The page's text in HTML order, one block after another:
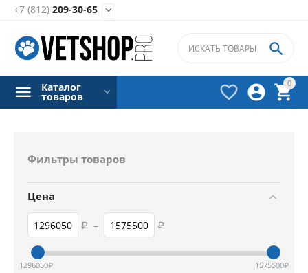
+7 (812) 209-30-65 
0




Каталог
товаров
Фильтры товаров
Цена
₽ – ₽
1296050₽ 1575500₽